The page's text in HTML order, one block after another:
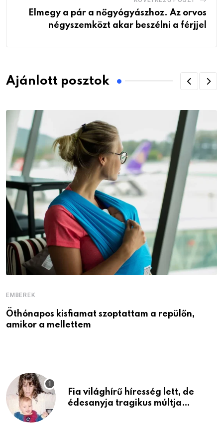
Elmegy a pár a nőgyógyászhoz. Az orvos
négyszemközt akar beszélni a férjjel
Ajánlott posztok
EMBEREK
Öthónapos kisfiamat szoptattam a repülőn,
amikor a mellettem
Fia világhírű híresség lett, de
édesanyja tragikus múltja